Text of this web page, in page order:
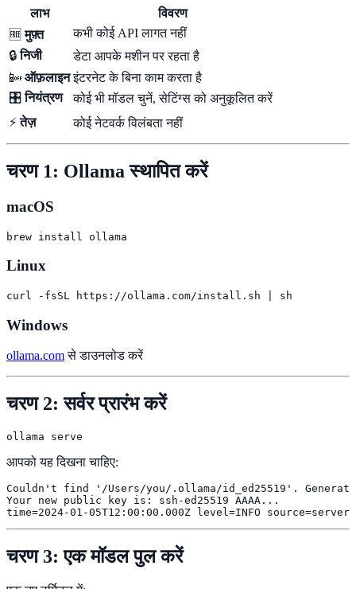
लाभ
विवरण
🆓मुफ़्त
कभी कोई API लागत नहीं
🔒निजी
डेटा आपके मशीन पर रहता है
📴 ऑफ़लाइन इंटरनेट के बिना काम करता है
🎛️नियंत्रण
कोई भी मॉडल चुनें, सेटिंग्स को अनुकूलित करें
⚡तेज़ कोई नेटवर्क विलंबता नहीं
चरण 1: Ollama स्थापित करें
macOS
brew install ollama
Linux
curl -fsSL https://ollama.com/install.sh | sh
Windows
ollama.comसे डाउनलोड करें
चरण 2: सर्वर प्रारंभ करें
ollama serve
आपको यह दिखना चाहिए:
Couldn't find '/Users/you/.ollama/id_ed25519'.
Your new public key is: ssh-ed25519 AAAA...
time=2024-01-05T12:00:00.000Z level=INFO
चरण 3: एक मॉडल पुल करें